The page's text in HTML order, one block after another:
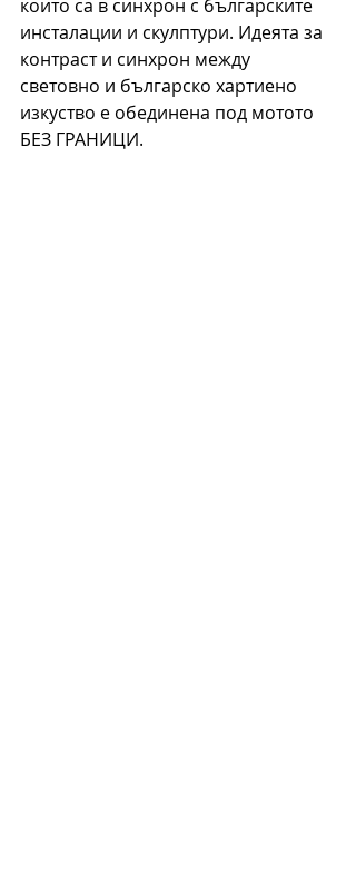
които са в синхрон с българските
инсталации и скулптури. Идеята за
контраст и синхрон между
световно и българско хартиено
изкуство е обединена под мотото
БЕЗ ГРАНИЦИ.